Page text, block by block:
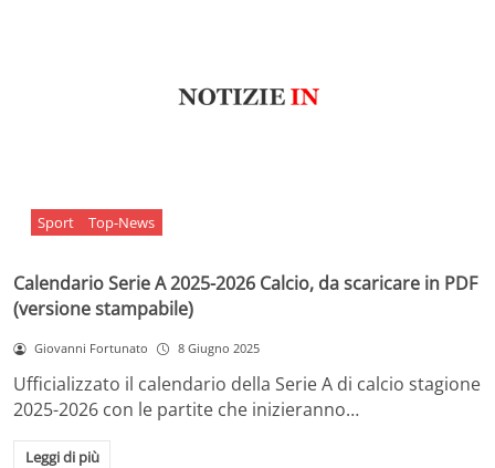
Sport Top-News
Calendario Serie A 2025-2026 Calcio, da scaricare in PDF
(versione stampabile)
Giovanni Fortunato 8 Giugno 2025
Ufficializzato il calendario della Serie A di calcio stagione
2025-2026 con le partite che inizieranno…
Leggi di più